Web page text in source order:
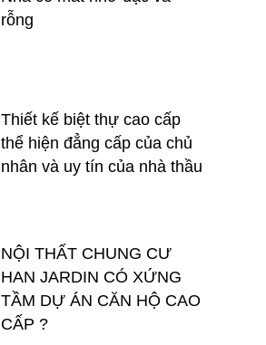
rỗng
Thiết kế biệt thự cao cấp
thể hiện đẳng cấp của chủ
nhân và uy tín của nhà thầu
NỘI THẤT CHUNG CƯ
HAN JARDIN CÓ XỨNG
TẦM DỰ ÁN CĂN HỘ CAO
CẤP ?